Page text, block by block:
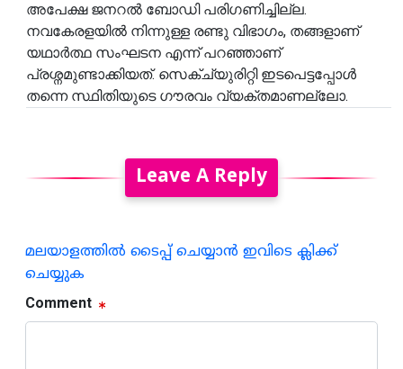
അപേക്ഷ ജനറൽ ബോഡി പരിഗണിച്ചില്ല.
നവകേരളയിൽ നിന്നുള്ള രണ്ടു വിഭാഗം, തങ്ങളാണ്
യഥാർത്ഥ സംഘടന എന്ന് പറഞ്ഞാണ്
പ്രശ്നമുണ്ടാക്കിയത്. സെക്ച്യുരിറ്റി ഇടപെട്ടപ്പോൾ
തന്നെ സ്ഥിതിയുടെ ഗൗരവം വ്യക്തമാണല്ലോ.
Leave A Reply
മലയാളത്തില്‍ ടൈപ്പ് ചെയ്യാന്‍ ഇവിടെ ക്ലിക്ക്
ചെയ്യുക
Comment